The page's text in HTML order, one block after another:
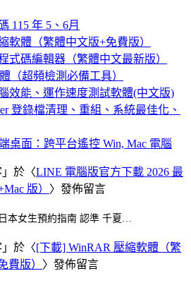
115 年 5、6月
軟體（繁體中文版+免費版）
式碼編輯器（繁體中文最新版）
（超頻檢測必備工具）
腦效能、運作速度測試軟體(中文版)
登錄檔清理、重組、系統最佳化、
桌面：跨平台遙控 Win, Mac 電腦
」於〈LINE 電腦版官方下載 2026 最
版） 〉發佈留言
本女生預約指南 認準 千夏…
」於〈[下載] WinRAR 壓縮軟體（繁
費版） 〉發佈留言